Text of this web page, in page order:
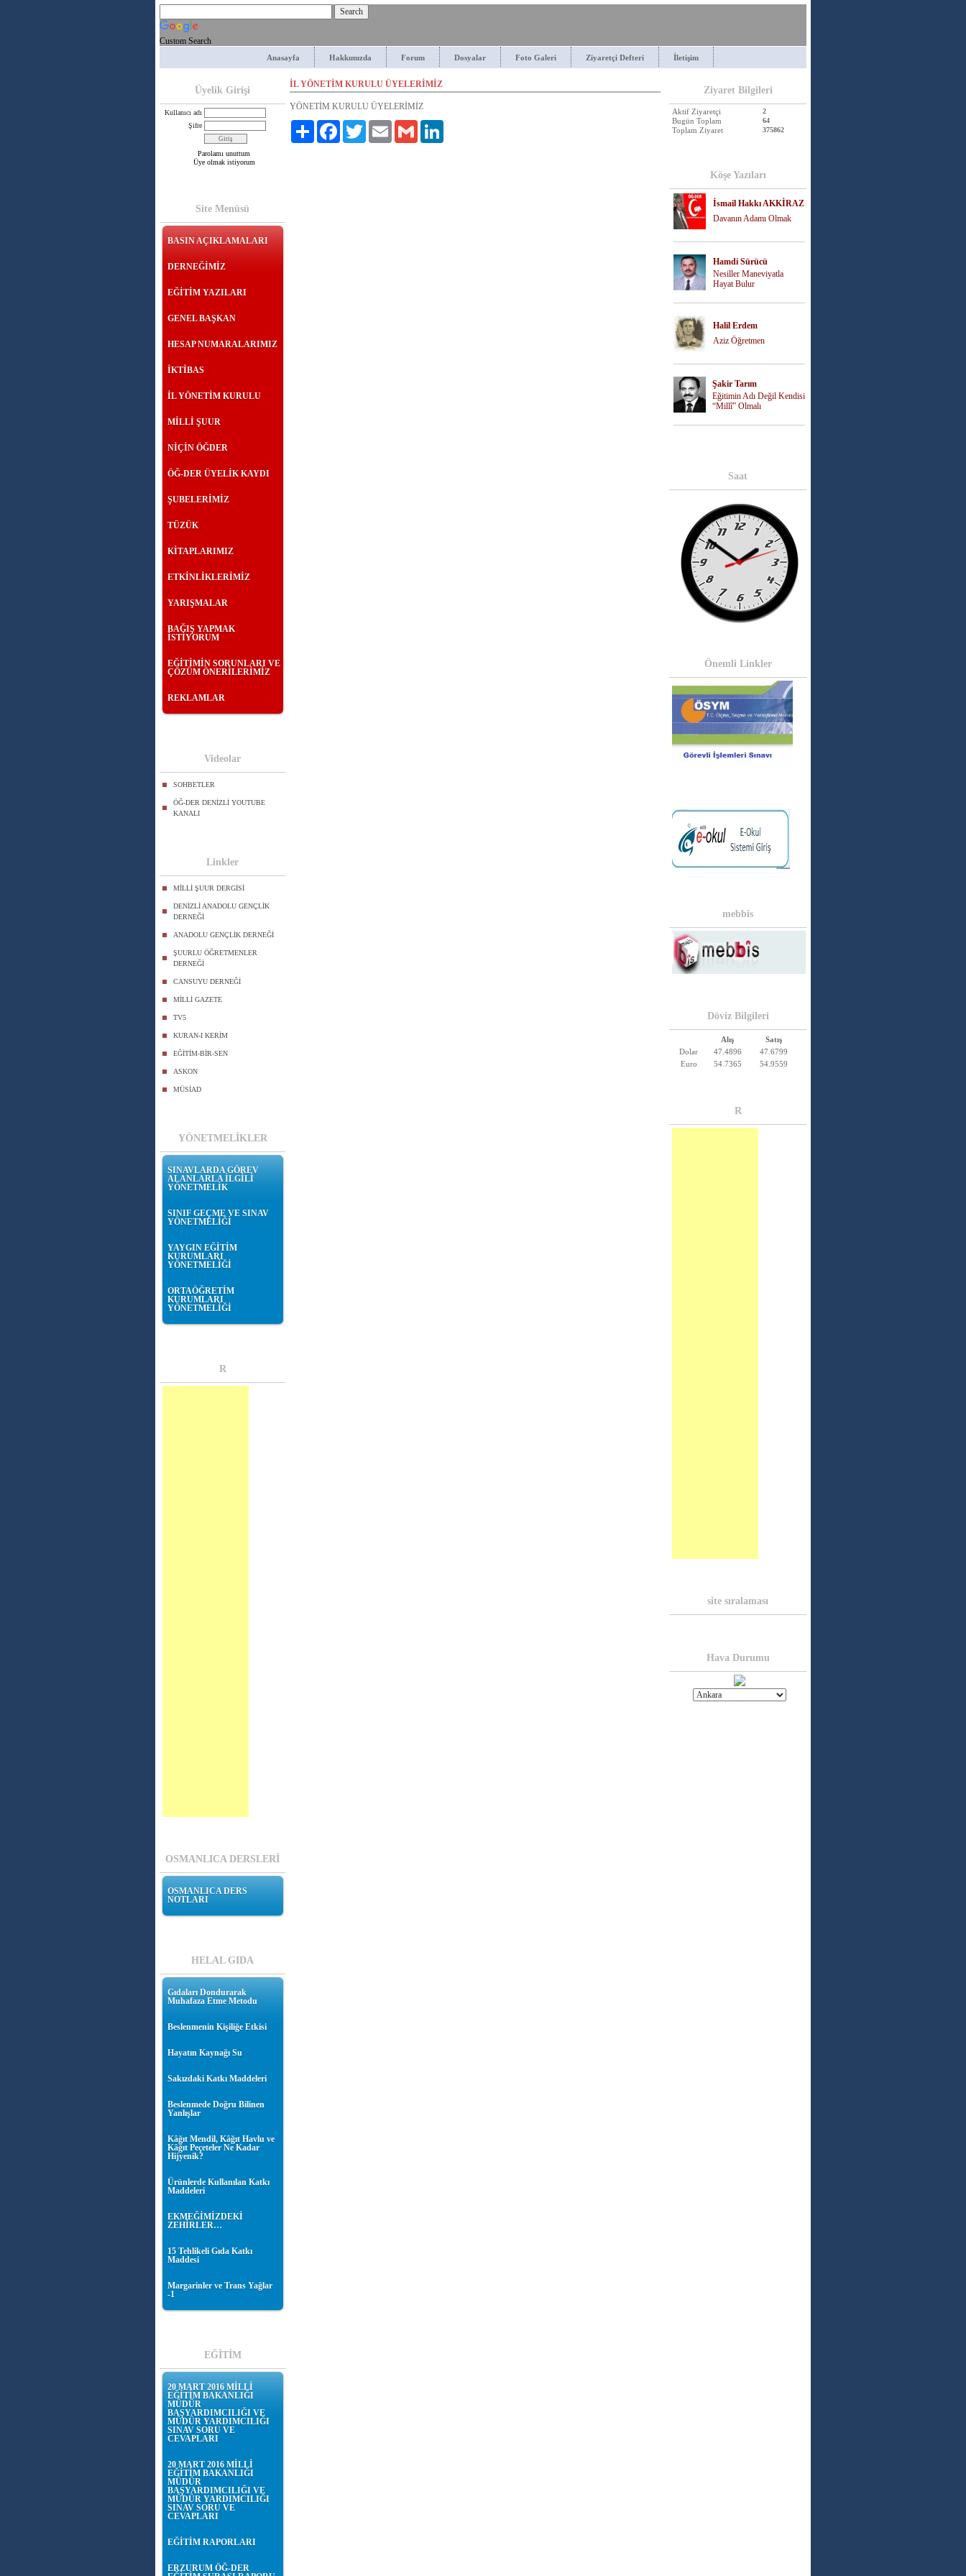
Custom Search
Anasayfa Hakkımızda Forum Dosyalar Foto Galeri Ziyaretçi Defteri İletişim
Üyelik Girişi
Kullanıcı adı
Şifre
Parolamı unuttum
Üye olmak istiyorum
Site Menüsü
BASIN AÇIKLAMALARI
DERNEĞİMİZ
EĞİTİM YAZILARI
GENEL BAŞKAN
HESAP NUMARALARIMIZ
İKTİBAS
İL YÖNETİM KURULU
MİLLİ ŞUUR
NİÇİN ÖĞDER
ÖĞ-DER ÜYELİK KAYDI
ŞUBELERİMİZ
TÜZÜK
KİTAPLARIMIZ
ETKİNLİKLERİMİZ
YARIŞMALAR
BAĞIŞ YAPMAK
İSTİYORUM
EĞİTİMİN SORUNLARI VE
ÇÖZÜM ÖNERİLERİMİZ
REKLAMLAR
Videolar
SOHBETLER
ÖĞ-DER DENİZLİ YOUTUBE
KANALI
Linkler
MİLLİ ŞUUR DERGİSİ
DENİZLİ ANADOLU GENÇLİK
DERNEĞİ
ANADOLU GENÇLİK DERNEĞİ
ŞUURLU ÖĞRETMENLER
DERNEĞİ
CANSUYU DERNEĞİ
MİLLİ GAZETE
TV5
KURAN-I KERİM
EĞİTİM-BİR-SEN
ASKON
MÜSİAD
YÖNETMELİKLER
SINAVLARDA GÖREV
ALANLARLA İLGİLİ
YÖNETMELİK
SINIF GEÇME VE SINAV
YÖNETMELİĞİ
YAYGIN EĞİTİM
KURUMLARI
YÖNETMELİĞİ
ORTAÖĞRETİM
KURUMLARI
YÖNETMELİĞİ
R
OSMANLICA DERSLERİ
OSMANLICA DERS
NOTLARI
HELAL GIDA
Gıdaları Dondurarak
Muhafaza Etme Metodu
Beslenmenin Kişiliğe Etkisi
Hayatın Kaynağı Su
Sakızdaki Katkı Maddeleri
Beslenmede Doğru Bilinen
Yanlışlar
Kâğıt Mendil, Kâğıt Havlu ve
Kâğıt Peçeteler Ne Kadar
Hijyenik?
Ürünlerde Kullanılan Katkı
Maddeleri
EKMEĞİMİZDEKİ
ZEHİRLER…
15 Tehlikeli Gıda Katkı
Maddesi
Margarinler ve Trans Yağlar
-1
EĞİTİM
20 MART 2016 MİLLİ
EĞİTİM BAKANLIĞI
MÜDÜR
BAŞYARDIMCILIĞI VE
MÜDÜR YARDIMCILIĞI
SINAV SORU VE
CEVAPLARI
20 MART 2016 MİLLİ
EĞİTİM BAKANLIĞI
MÜDÜR
BAŞYARDIMCILIĞI VE
MÜDÜR YARDIMCILIĞI
SINAV SORU VE
CEVAPLARI
EĞİTİM RAPORLARI
ERZURUM ÖĞ-DER
İL YÖNETİM KURULU ÜYELERİMİZ
YÖNETİM KURULU ÜYELERİMİZ
Paylaş
FacebookTwitter Email Gmail
Ziyaret Bilgileri
Aktif Ziyaretçi 2
Bugün Toplam 64
Toplam Ziyaret 375862
Köşe Yazıları
İsmail Hakkı AKKİRAZ
Davanın Adamı Olmak
Hamdi Sürücü
Nesiller Maneviyatla
Hayat Bulur
Halil Erdem
Aziz Öğretmen
Şakir Tarım
Eğitimin Adı Değil Kendisi
“Millî” Olmalı
Saat
Önemli Linkler
mebbis
Döviz Bilgileri
Alış
Satış
Dolar
47.4896
47.6799
Euro
54.7365 54.9559
R
site sıralaması
Hava Durumu